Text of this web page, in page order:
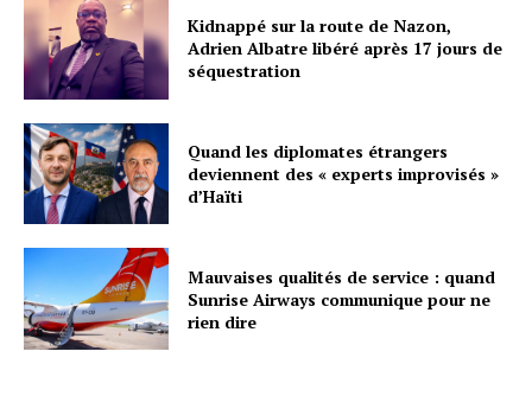
Kidnappé sur la route de Nazon,
Adrien Albatre libéré après 17 jours de
séquestration
Quand les diplomates étrangers
deviennent des « experts improvisés »
d’Haïti
Mauvaises qualités de service : quand
Sunrise Airways communique pour ne
rien dire